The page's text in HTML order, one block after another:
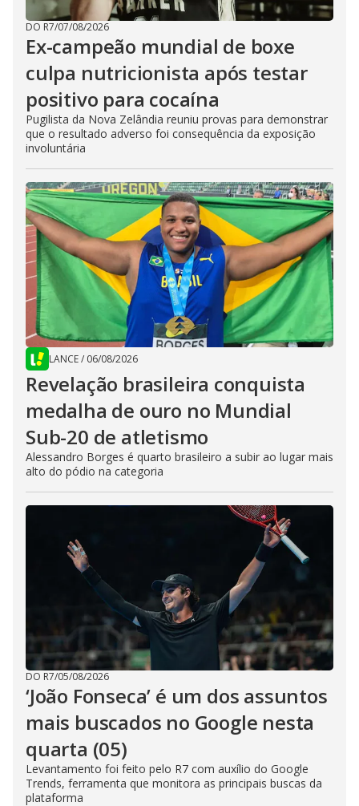
DO R7/07/08/2026
Ex-campeão mundial de boxe
culpa nutricionista após testar
positivo para cocaína
Pugilista da Nova Zelândia reuniu provas para demonstrar
que o resultado adverso foi consequência da exposição
involuntária
LANCE/ 06/08/2026
Revelação brasileira conquista
medalha de ouro no Mundial
Sub-20 de atletismo
Alessandro Borges é quarto brasileiro a subir ao lugar mais
alto do pódio na categoria
DO R7/05/08/2026
‘João Fonseca’ é um dos assuntos
mais buscados no Google nesta
quarta (05)
Levantamento foi feito pelo R7 com auxílio do Google
Trends, ferramenta que monitora as principais buscas da
plataforma